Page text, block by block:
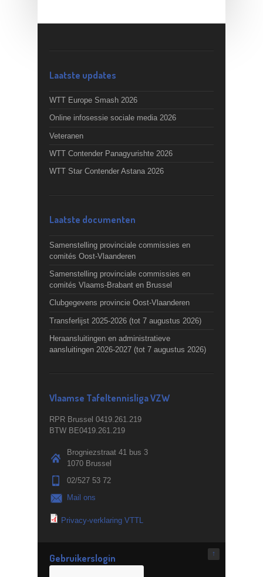
Laatste updates
WTT Europe Smash 2026
Online infosessie sociale media 2026
Veteranen
WTT Contender Panagyurishte 2026
WTT Star Contender Astana 2026
Laatste documenten
Samenstelling provinciale commissies en
comités Oost-Vlaanderen
Samenstelling provinciale commissies en
comités Vlaams-Brabant en Brussel
Clubgegevens provincie Oost-Vlaanderen
Transferlijst 2025-2026 (tot 7 augustus 2026)
Heraansluitingen en administratieve
aansluitingen 2026-2027 (tot 7 augustus 2026)
Vlaamse Tafeltennisliga VZW
RPR Brussel 0419.261.219
BTW BE0419.261.219
Brogniezstraat 41 bus 3
1070 Brussel
02/527 53 72
Mail ons
Privacy-verklaring VTTL
↑
Gebruikerslogin